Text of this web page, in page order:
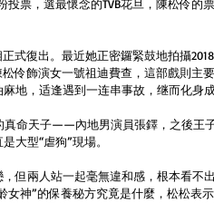
投票，選最懷念的TVB花旦，陳松伶的
式復出。最近她正密鑼緊鼓地拍攝
伶飾演女一號祖迪費查，這部戲則主
地，适逢遇到一连串事故，继而化身成
真命天子——內地男演員張鐸，之後王
大型“虐狗”現場。
但兩人站一起毫無違和感，根本看不
女神”的保養秘方究竟是什麼，松松表